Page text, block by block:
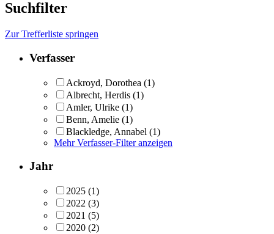
Suchfilter
Zur Trefferliste springen
Verfasser
Ackroyd, Dorothea (1)
Albrecht, Herdis (1)
Amler, Ulrike (1)
Benn, Amelie (1)
Blackledge, Annabel (1)
Mehr Verfasser-Filter anzeigen
Jahr
2025 (1)
2022 (3)
2021 (5)
2020 (2)